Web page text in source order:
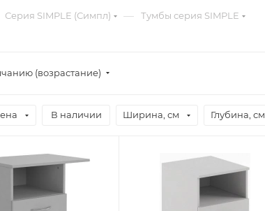
Серия SIMPLE (Симпл) — Тумбы серия SIMPLE
(возрастание)
В наличии Ширина, см Глубина, см